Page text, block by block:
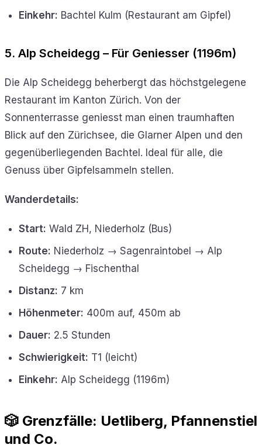
Einkehr: Bachtel Kulm (Restaurant am Gipfel)
5. Alp Scheidegg – Für Geniesser (1196m)
Die Alp Scheidegg beherbergt das höchstgelegene
Restaurant im Kanton Zürich. Von der
Sonnenterrasse geniesst man einen traumhaften
Blick auf den Zürichsee, die Glarner Alpen und den
gegenüberliegenden Bachtel. Ideal für alle, die
Genuss über Gipfelsammeln stellen.
Wanderdetails:
Start: Wald ZH, Niederholz (Bus)
Route: Niederholz → Sagenraintobel → Alp
Scheidegg → Fischenthal
Distanz: 7 km
Höhenmeter: 400m auf, 450m ab
Dauer: 2.5 Stunden
Schwierigkeit: T1 (leicht)
Einkehr: Alp Scheidegg (1196m)
🎲 Grenzfälle: Uetliberg, Pfannenstiel
und Co.